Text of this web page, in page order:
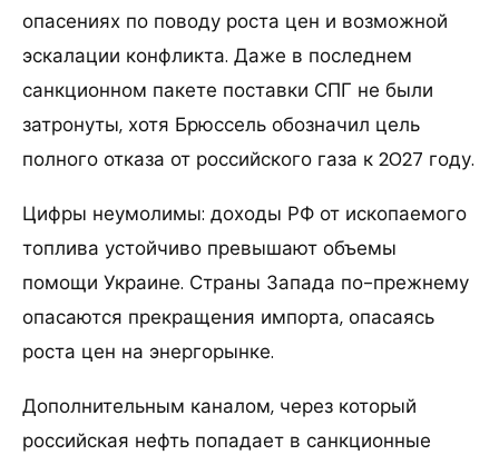
опасениях по поводу роста цен и возможной
эскалации конфликта. Даже в последнем
санкционном пакете поставки СПГ не были
затронуты, хотя Брюссель обозначил цель
полного отказа от российского газа к 2027 году.
Цифры неумолимы: доходы РФ от ископаемого
топлива устойчиво превышают объемы
помощи Украине. Страны Запада по-прежнему
опасаются прекращения импорта, опасаясь
роста цен на энергорынке.
Дополнительным каналом, через который
российская нефть попадает в санкционные